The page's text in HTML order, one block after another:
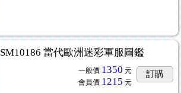
SM10186 當代歐洲迷彩軍服圖鑑
一般價 1350 元
會員價 1215 元
訂購